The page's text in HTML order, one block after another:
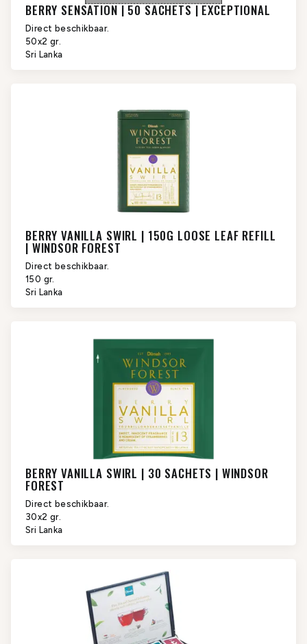
BERRY SENSATION | 50 SACHETS | EXCEPTIONAL
Direct beschikbaar.
50x2 gr.
Sri Lanka
BERRY VANILLA SWIRL | 150G LOOSE LEAF REFILL
| WINDSOR FOREST
Direct beschikbaar.
150 gr.
Sri Lanka
BERRY VANILLA SWIRL | 30 SACHETS | WINDSOR
FOREST
Direct beschikbaar.
30x2 gr.
Sri Lanka